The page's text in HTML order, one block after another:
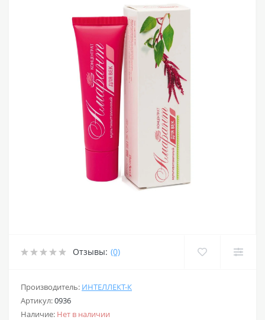
Отзывы: (0)
Производитель: ИНТЕЛЛЕКТ-К
Артикул:0936
Наличие: Нет в наличии